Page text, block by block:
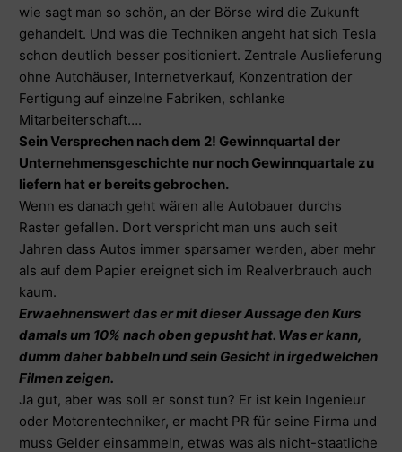
wie sagt man so schön, an der Börse wird die Zukunft
gehandelt. Und was die Techniken angeht hat sich Tesla
schon deutlich besser positioniert. Zentrale Auslieferung
ohne Autohäuser, Internetverkauf, Konzentration der
Fertigung auf einzelne Fabriken, schlanke
Mitarbeiterschaft….
Sein Versprechen nach dem 2! Gewinnquartal der
Unternehmensgeschichte nur noch Gewinnquartale zu
liefern hat er bereits gebrochen.
Wenn es danach geht wären alle Autobauer durchs
Raster gefallen. Dort verspricht man uns auch seit
Jahren dass Autos immer sparsamer werden, aber mehr
als auf dem Papier ereignet sich im Realverbrauch auch
kaum.
Erwaehnenswert das er mit dieser Aussage den Kurs
damals um 10% nach oben gepusht hat. Was er kann,
dumm daher babbeln und sein Gesicht in irgedwelchen
Filmen zeigen.
Ja gut, aber was soll er sonst tun? Er ist kein Ingenieur
oder Motorentechniker, er macht PR für seine Firma und
muss Gelder einsammeln, etwas was als nicht-staatliche